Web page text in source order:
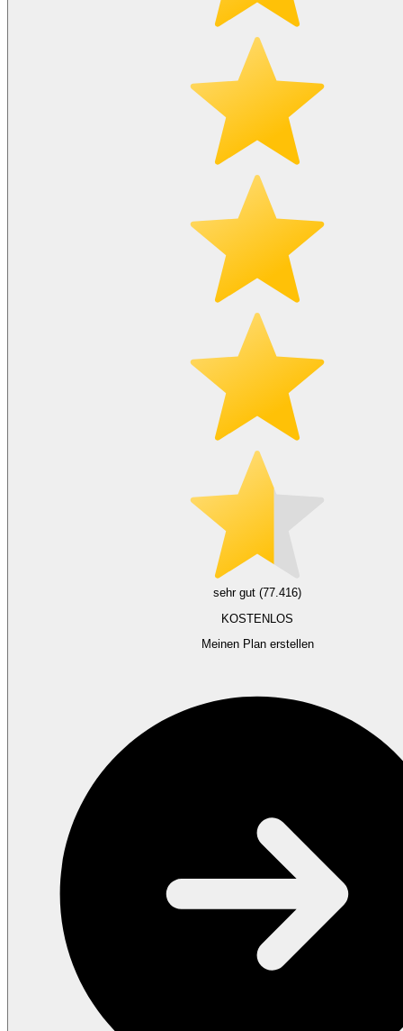
sehr gut (77.416)
KOSTENLOS
Meinen Plan erstellen